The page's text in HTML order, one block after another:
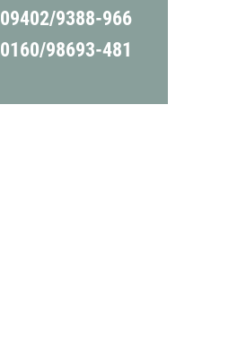
09402/9388-966
0160/98693-481